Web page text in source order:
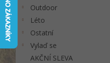
l
Outdoor
Léto
Ostatní
Vylaď se
AKČNÍ SLEVA